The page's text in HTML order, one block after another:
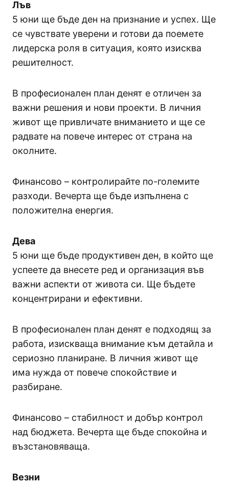
Лъв
5 юни ще бъде ден на признание и успех. Ще
се чувствате уверени и готови да поемете
лидерска роля в ситуация, която изисква
решителност.
В професионален план денят е отличен за
важни решения и нови проекти. В личния
живот ще привличате вниманието и ще се
радвате на повече интерес от страна на
околните.
Финансово – контролирайте по-големите
разходи. Вечерта ще бъде изпълнена с
положителна енергия.
Дева
5 юни ще бъде продуктивен ден, в който ще
успеете да внесете ред и организация във
важни аспекти от живота си. Ще бъдете
концентрирани и ефективни.
В професионален план денят е подходящ за
работа, изискваща внимание към детайла и
сериозно планиране. В личния живот ще
има нужда от повече спокойствие и
разбиране.
Финансово – стабилност и добър контрол
над бюджета. Вечерта ще бъде спокойна и
възстановяваща.
Везни